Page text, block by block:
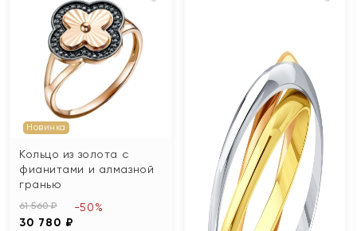
Новинка
Кольцо из золота с
фианитами и алмазной
гранью
61 560 ₽
30 780 ₽
-50%